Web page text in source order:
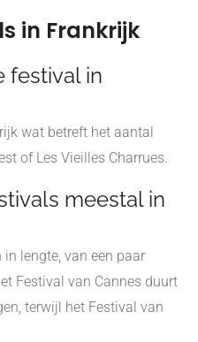
in Frankrijk
festival in
wat betreft het aantal
of Les Vieilles Charrues.
meestal in
lengte, van een paar
Festival van Cannes duurt
terwijl het Festival van